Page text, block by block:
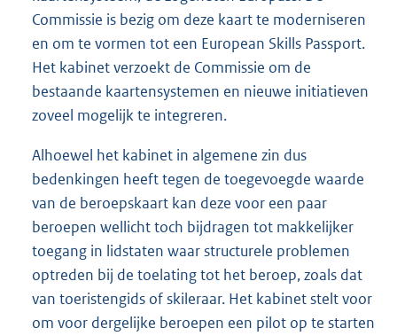
Commissie is bezig om deze kaart te moderniseren
en om te vormen tot een European Skills Passport.
Het kabinet verzoekt de Commissie om de
bestaande kaartensystemen en nieuwe initiatieven
zoveel mogelijk te integreren.
Alhoewel het kabinet in algemene zin dus
bedenkingen heeft tegen de toegevoegde waarde
van de beroepskaart kan deze voor een paar
beroepen wellicht toch bijdragen tot makkelijker
toegang in lidstaten waar structurele problemen
optreden bij de toelating tot het beroep, zoals dat
van toeristengids of skileraar. Het kabinet stelt voor
om voor dergelijke beroepen een pilot op te starten